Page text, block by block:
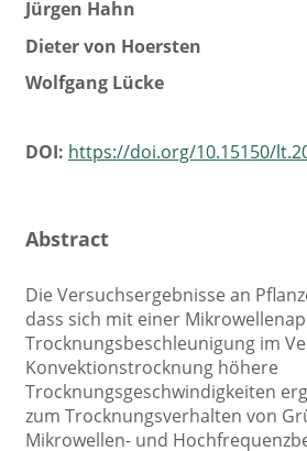
Jürgen Hahn
Dieter von Hoersten
Wolfgang Lücke
DOI: https://doi.org/10.15150/
Abstract
Die Versuchsergebnisse an
dass sich mit einer
Trocknungsbeschleunigung im
Konvektionstrocknung höhere
Trocknungsgeschwindigkeiten
zum Trocknungsverhalten von
Mikrowellen- und